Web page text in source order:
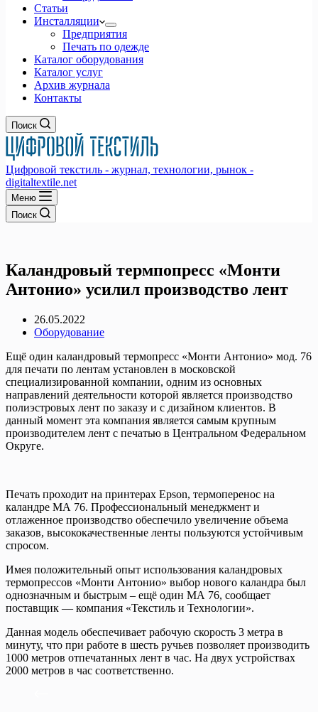
Статьи
Инсталляции
Предприятия
Печать по одежде
Каталог оборудования
Каталог услуг
Архив журнала
Контакты
Поиск
Цифровой текстиль - журнал, технологии, рынок -
digitaltextile.net
Меню
Поиск
Каландровый термпопресс «Монти
Антонио» усилил производство лент
26.05.2022
Оборудование
Ещё один каландровый термопресс «Монти Антонио» мод. 76
для печати по лентам установлен в московской
специализированной компании, одним из основных
направлений деятельности которой является производство
полиэстровых лент по заказу и с дизайном клиентов. В
данный момент эта компания является самым крупным
производителем лент с печатью в Центральном Федеральном
Округе.
Печать проходит на принтерах Epson, термоперенос на
каландре МА 76. Профессиональный менеджмент и
отлаженное производство обеспечило увеличение объема
заказов, высококачественные ленты пользуются устойчивым
спросом.
Имея положительный опыт использования каландровых
термопрессов «Монти Антонио» выбор нового каландра был
однозначным и быстрым – ещё один МА 76, сообщает
поставщик — компания «Текстиль и Технологии».
Данная модель обеспечивает рабочую скорость 3 метра в
минуту, что при работе в шесть ручьев позволяет производить
1000 метров отпечатанных лент в час. На двух устройствах
2000 метров в час соответственно.